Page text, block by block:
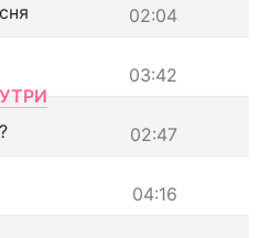
02:04
03:42
02:47
04:16